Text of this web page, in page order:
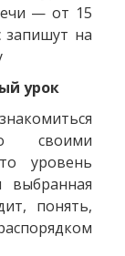
— от 15
запишут на
урок
своими
уровень
понять,